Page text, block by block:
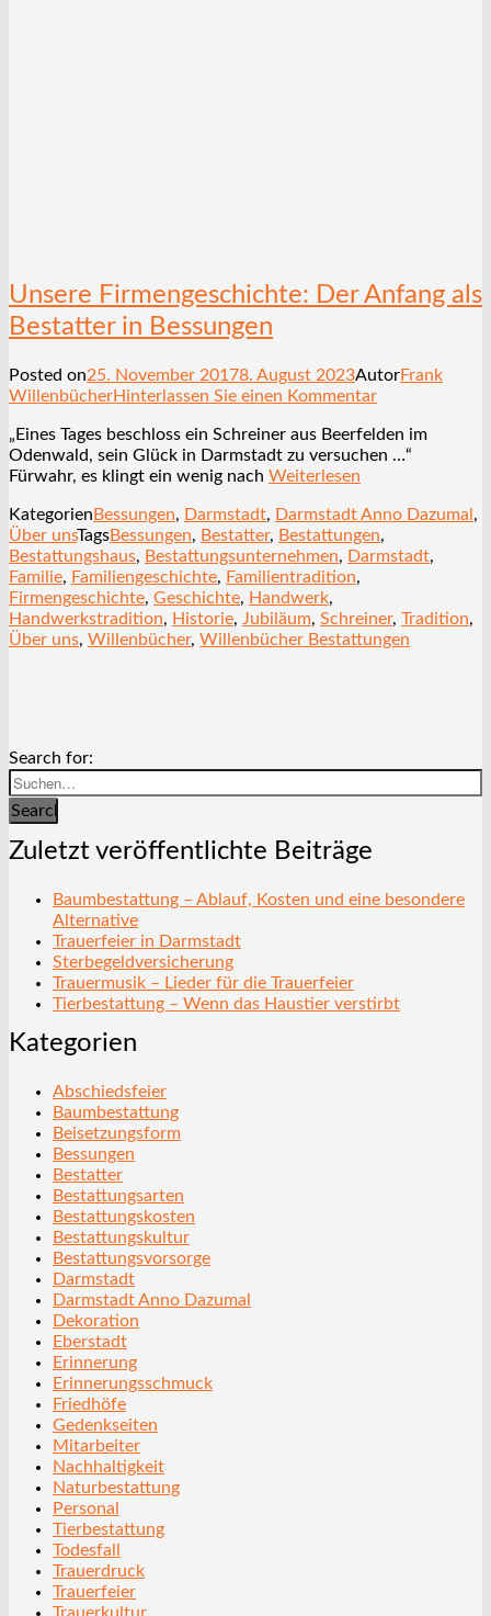
Unsere Firmengeschichte: Der Anfang als
Bestatter in Bessungen
Posted on25. November 20178. August 2023AutorFrank
WillenbücherHinterlassen Sie einen Kommentar
„Eines Tages beschloss ein Schreiner aus Beerfelden im
Odenwald, sein Glück in Darmstadt zu versuchen …“
Fürwahr, es klingt ein wenig nach Weiterlesen
KategorienBessungen, Darmstadt, Darmstadt Anno Dazumal,
Über unsTagsBessungen, Bestatter, Bestattungen,
Bestattungshaus, Bestattungsunternehmen, Darmstadt,
Familie, Familiengeschichte, Familientradition,
Firmengeschichte, Geschichte, Handwerk,
Handwerkstradition, Historie, Jubiläum, Schreiner, Tradition,
Über uns, Willenbücher, Willenbücher Bestattungen
Search for:
Search
Zuletzt veröffentlichte Beiträge
Baumbestattung – Ablauf, Kosten und eine besondere
Alternative
Trauerfeier in Darmstadt
Sterbegeldversicherung
Trauermusik – Lieder für die Trauerfeier
Tierbestattung – Wenn das Haustier verstirbt
Kategorien
Abschiedsfeier
Baumbestattung
Beisetzungsform
Bessungen
Bestatter
Bestattungsarten
Bestattungskosten
Bestattungskultur
Bestattungsvorsorge
Darmstadt
Darmstadt Anno Dazumal
Dekoration
Eberstadt
Erinnerung
Erinnerungsschmuck
Friedhöfe
Gedenkseiten
Mitarbeiter
Nachhaltigkeit
Naturbestattung
Personal
Tierbestattung
Todesfall
Trauerdruck
Trauerfeier